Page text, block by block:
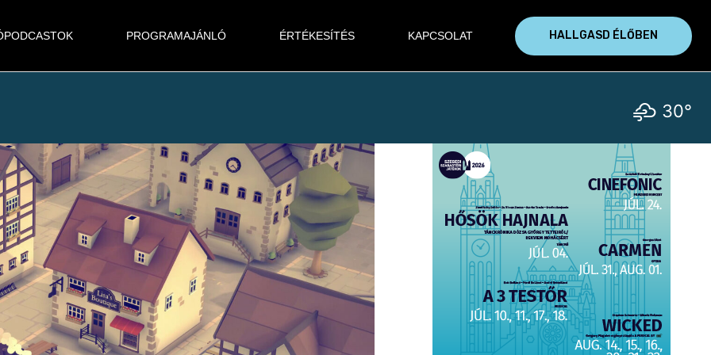
PROGRAMAJÁNLÓ ÉRTÉKESÍTÉS KAPCSOLAT HALLGASD ÉLŐBEN
30°